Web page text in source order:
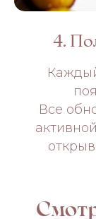
4.
Все